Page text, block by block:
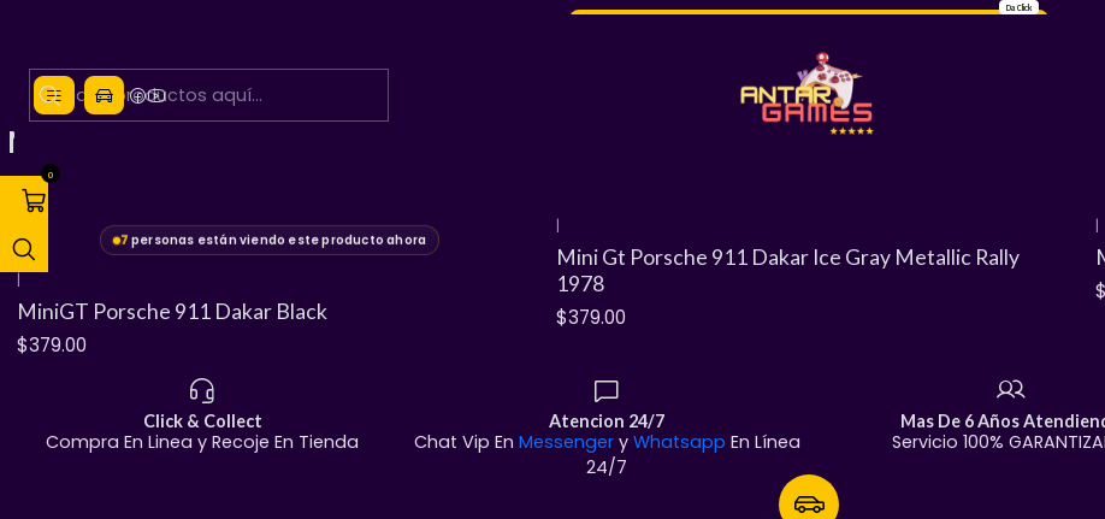
0
Da Click
MiniGt
7 personas están viendo este producto ahora
|
MiniGT Porsche 911 Dakar Black
$379.00
|
Mini Gt Porsche 911 Dakar Ice Gray Metallic Rally
1978
$379.00
|
Click & Collect
Compra En Linea y Recoje En Tienda
Atencion 24/7
Chat Vip En Messengery Whatsapp En Línea
24/7
Mas De 6 Años
Servicio 100%